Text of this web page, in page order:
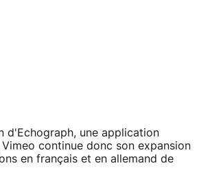
d'Echograph, une application
continue donc son expansion
en français et en allemand de